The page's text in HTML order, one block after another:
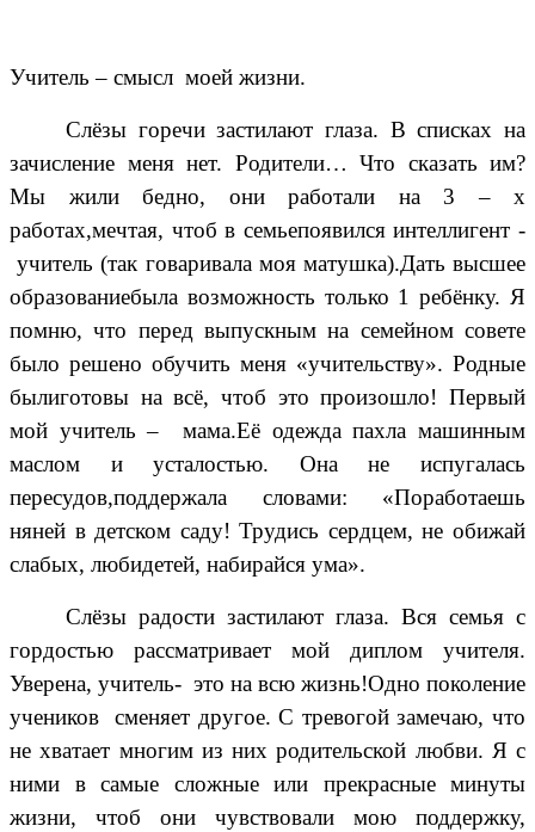
Учитель – смысл моей жизни.
Слёзы горечи застилают глаза. В списках на
зачисление меня нет. Родители… Что сказать им?
Мы жили бедно, они работали на 3 – х
работах,мечтая, чтоб в семьепоявился интеллигент -
учитель (так говаривала моя матушка).Дать высшее
образованиебыла возможность только 1 ребёнку. Я
помню, что перед выпускным на семейном совете
было решено обучить меня «учительству». Родные
былиготовы на всё, чтоб это произошло! Первый
мой учитель –
мама.Её одежда пахла машинным
маслом и усталостью. Она не испугалась
пересудов,поддержала словами: «Поработаешь
няней в детском саду! Трудись сердцем, не обижай
слабых, любидетей, набирайся ума».
Слёзы радости застилают глаза. Вся семья с
гордостью рассматривает мой диплом учителя.
Уверена, учитель- это на всю жизнь!Одно поколение
учеников
сменяет другое. С тревогой замечаю, что
не хватает многим из них родительской любви. Я с
ними в самые сложные или прекрасные минуты
жизни, чтоб они чувствовали мою поддержку,